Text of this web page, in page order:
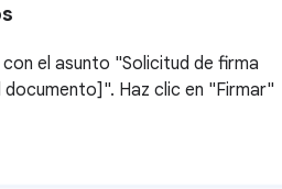
el asunto "Solicitud de firma
Haz clic en "Firmar"